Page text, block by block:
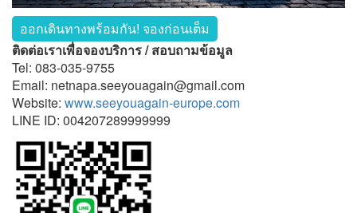
ออกเดินทางพร้อมกัน! จองก่อนเต็ม
ติดต่อเราเพื่อจองบริการ / สอบถามข้อมูล
Tel: 083-035-9755
Email: netnapa.seeyouagain@gmail.com
Website: www.seeyouagain-europe.com
LINE ID: 004207289999999